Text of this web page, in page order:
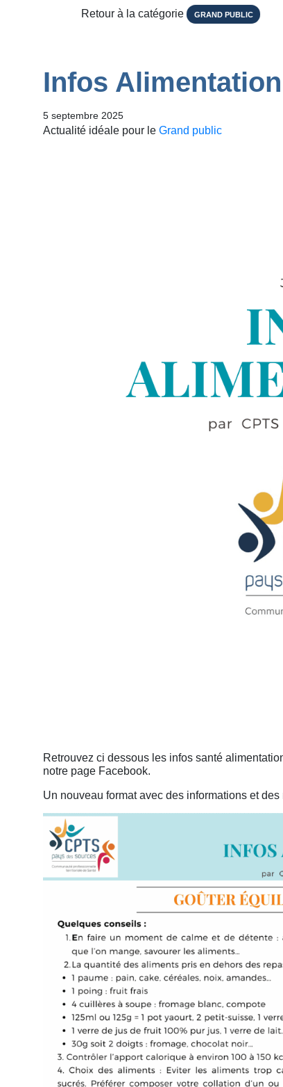
Retour à la catégorie GRAND PUBLIC
Infos
5 septembre 2025
Actualité idéale pour le Grand public
Retrouvez ci dessous les infos santé
notre page Facebook.
Un nouveau format avec des informations et des